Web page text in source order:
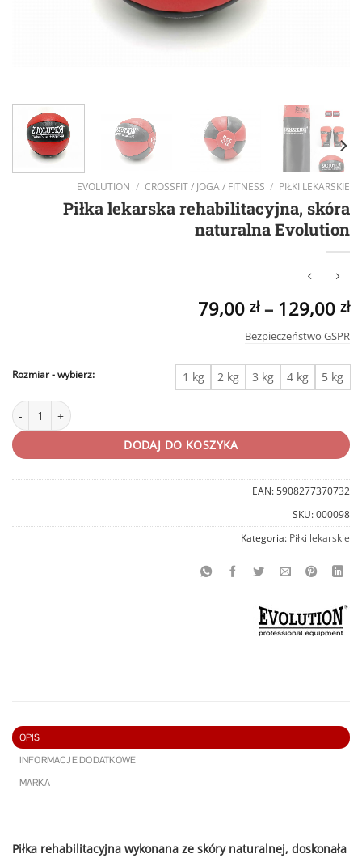
EVOLUTION / CROSSFIT / JOGA / FITNESS / PIŁKI LEKARSKIE
Piłka lekarska rehabilitacyjna, skóra
naturalna Evolution
79,00 zł– 129,00 zł
Bezpieczeństwo GSPR
Rozmiar 1 kg 2 kg 3 kg 4 kg 5 kg
ilość Piłka lekarska rehabilitacyjna, skóra naturalna Evolution
DODAJ DO KOSZYKA
EAN: 5908277370732
SKU: 000098
Kategoria: Piłki lekarskie
OPIS
INFORMACJE DODATKOWE
MARKA
Piłka rehabilitacyjna wykonana ze skóry naturalnej, doskonała